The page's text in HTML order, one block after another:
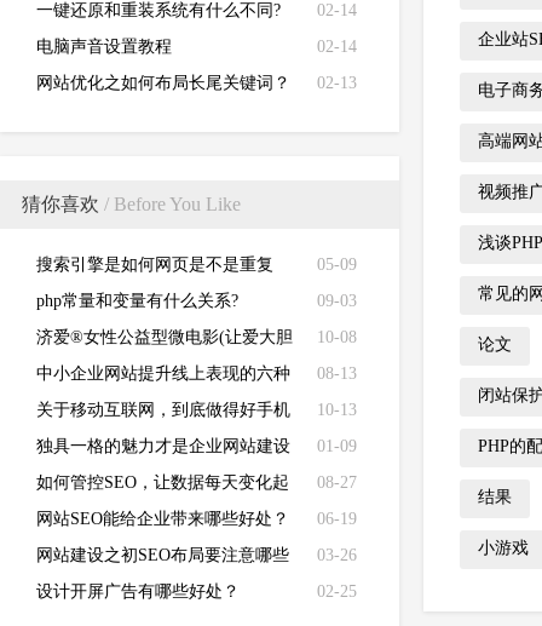
02-14
一键还原和重装系统有什么不同?
02-14
电脑声音设置教程
02-13
网站优化之如何布局长尾关键词？
猜你喜欢 / Before You Like
05-09
搜索引擎是如何网页是不是重复
的？
09-03
php常量和变量有什么关系?
10-08
济爱®女性公益型微电影(让爱大胆
发声)国庆首映
08-13
中小企业网站提升线上表现的六种
方法
10-13
关于移动互联网，到底做得好手机
网站优化吗？
01-09
独具一格的魅力才是企业网站建设
的正途
08-27
如何管控SEO，让数据每天变化起
来？
06-19
网站SEO能给企业带来哪些好处？
03-26
网站建设之初SEO布局要注意哪些
方面
02-25
设计开屏广告有哪些好处？
企业站
电子商
高端网
视频推
浅谈
常见的
论文
闭站保
PHP的
结果
小游戏